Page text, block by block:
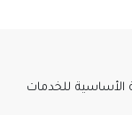
الأساسية للخدمات